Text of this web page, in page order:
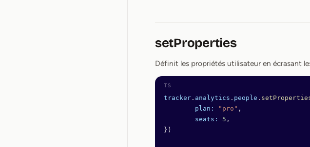
setProperties
Définit les propriétés utilisateur en écrasant
tracker . analytics . people .
	plan:
"pro" ,
	seats:
5 ,
})